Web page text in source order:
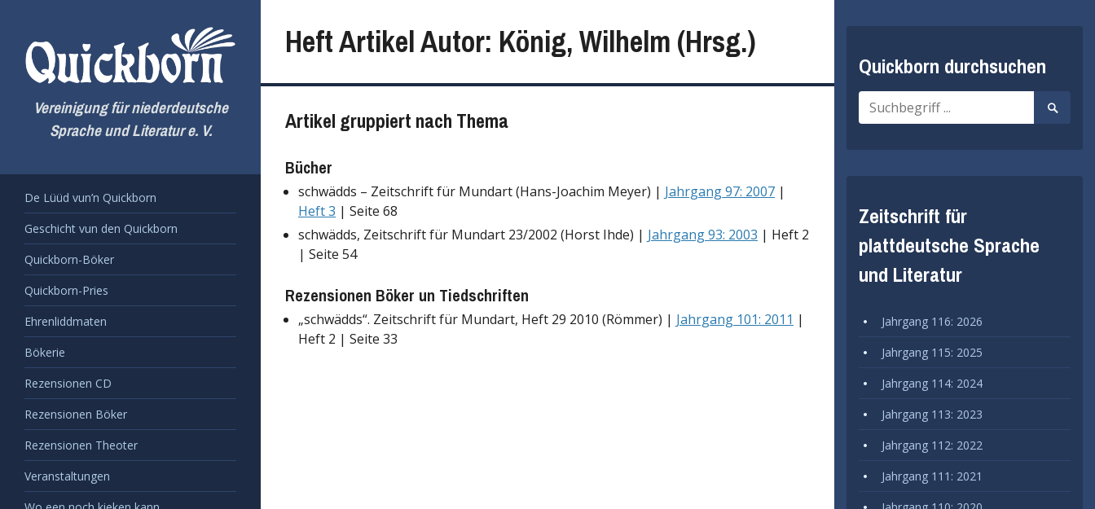
springen
Vereinigung für niederdeutsche
Sprache und Literatur e. V.
De Lüüd vun’n Quickborn
Geschicht vun den Quickborn
Quickborn-Böker
Quickborn-Pries
Ehrenliddmaten
Bökerie
Rezensionen CD
Rezensionen Böker
Rezensionen Theoter
Veranstaltungen
Heft Artikel Autor: König, Wilhelm (Hrsg.)
Artikel gruppiert nach Thema
Bücher
schwädds – Zeitschrift für Mundart (Hans-Joachim Meyer) | Jahrgang 97: 2007 |
Heft 3 | Seite 68
schwädds, Zeitschrift für Mundart 23/2002 (Horst Ihde) | Jahrgang 93: 2003 | Heft 2
| Seite 54
Rezensionen Böker un Tiedschriften
„schwädds“. Zeitschrift für Mundart, Heft 29 2010 (Römmer) | Jahrgang 101: 2011 |
Heft 2 | Seite 33
Quickborn durchsuchen
Suche
nach:
Suche
starten
Zeitschrift für
plattdeutsche Sprache
und Literatur
Jahrgang 116: 2026
Jahrgang 115: 2025
Jahrgang 114: 2024
Jahrgang 113: 2023
Jahrgang 112: 2022
Jahrgang 111: 2021